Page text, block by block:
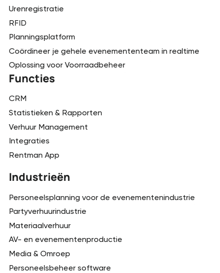
Urenregistratie
RFID
Planningsplatform
Coördineer je gehele evenemententeam in realtime
Oplossing voor Voorraadbeheer
Functies
CRM
Statistieken & Rapporten
Verhuur Management
Integraties
Rentman App
Industrieën
Personeelsplanning voor de evenementenindustrie
Partyverhuurindustrie
Materiaalverhuur
AV- en evenementenproductie
Media & Omroep
Personeelsbeheer software